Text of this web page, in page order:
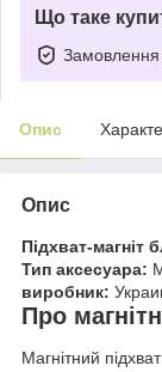
Що таке
Замовлення
Опис
Опис
Підхват-магніт
Тип аксесуара:
виробник:
Про
Магнітний